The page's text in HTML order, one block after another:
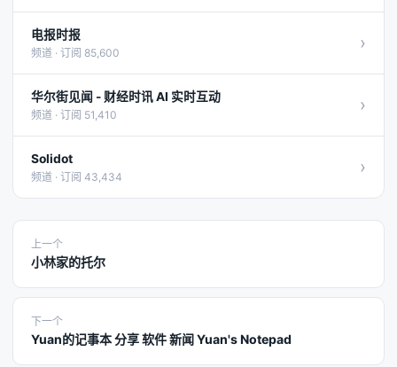
电报时报
频道 · 订阅 85,600 ›
华尔街见闻 - 财经时讯 AI 实时互动
频道 · 订阅 51,410 ›
Solidot
频道 · 订阅 43,434 ›
上一个
小林家的托尔
下一个
Yuan的记事本 分享 软件 新闻 Yuan's Notepad